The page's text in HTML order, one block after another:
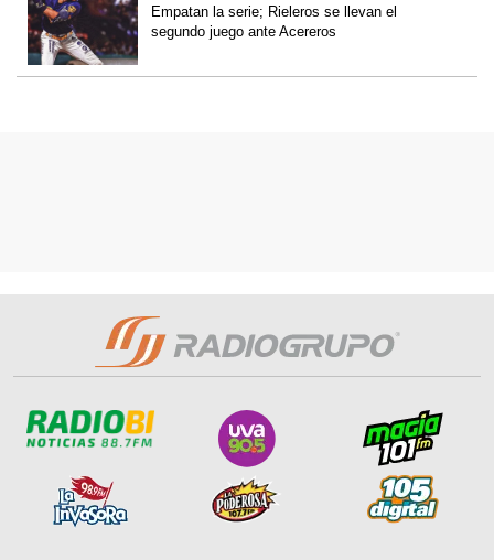
Empatan la serie; Rieleros se llevan el
segundo juego ante Acereros